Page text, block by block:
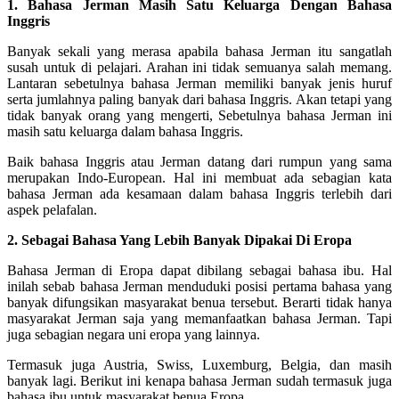
1. Bahasa Jerman Masih Satu Keluarga Dengan Bahasa
Inggris
Banyak sekali yang merasa apabila bahasa Jerman itu sangatlah
susah untuk di pelajari. Arahan ini tidak semuanya salah memang.
Lantaran sebetulnya bahasa Jerman memiliki banyak jenis huruf
serta jumlahnya paling banyak dari bahasa Inggris. Akan tetapi yang
tidak banyak orang yang mengerti, Sebetulnya bahasa Jerman ini
masih satu keluarga dalam bahasa Inggris.
Baik bahasa Inggris atau Jerman datang dari rumpun yang sama
merupakan Indo-European. Hal ini membuat ada sebagian kata
bahasa Jerman ada kesamaan dalam bahasa Inggris terlebih dari
aspek pelafalan.
2. Sebagai Bahasa Yang Lebih Banyak Dipakai Di Eropa
Bahasa Jerman di Eropa dapat dibilang sebagai bahasa ibu. Hal
inilah sebab bahasa Jerman menduduki posisi pertama bahasa yang
banyak difungsikan masyarakat benua tersebut. Berarti tidak hanya
masyarakat Jerman saja yang memanfaatkan bahasa Jerman. Tapi
juga sebagian negara uni eropa yang lainnya.
Termasuk juga Austria, Swiss, Luxemburg, Belgia, dan masih
banyak lagi. Berikut ini kenapa bahasa Jerman sudah termasuk juga